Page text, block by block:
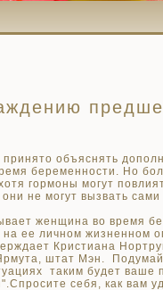
принято объяснять
беременности. Но
гормоны могут
не могут вызвать
женщина во время
на ее личном жизненном
Кристиана
штат Мэн.
таким будет ваше
себя, как вам